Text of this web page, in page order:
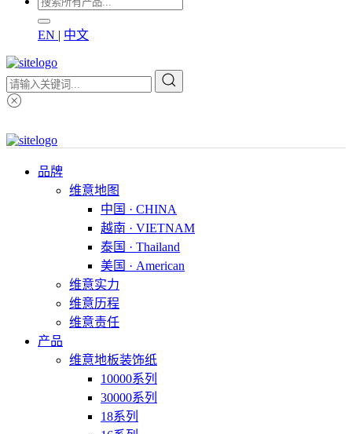
EN | 中文
品牌
维意地图
中国 · CHINA
越南 · VIETNAM
泰国 · Thailand
美国 · American
维意实力
维意历程
维意责任
产品
维意地板装饰纸
10000系列
30000系列
18系列